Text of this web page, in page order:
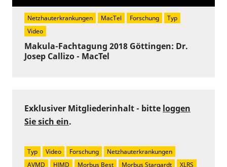
Makula-Fachtagung 2018 Göttingen: Dr.
Josep Callizo - MacTel
Netzhauterkrankungen MacTel Forschung
Typ
Video
Exklusiver Mitgliederinhalt - bitte loggen
Sie sich ein.
Typ Video Forschung
Netzhauterkrankungen
AVMD
HJMD Morbus Best Morbus Stargardt
XLRS